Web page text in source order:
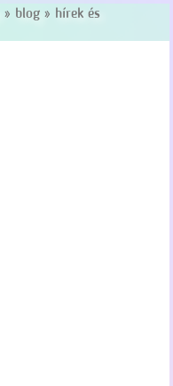
» blog » hírek és